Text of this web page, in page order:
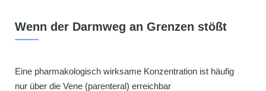
Wenn der Darmweg an Grenzen stößt
Eine pharmakologisch wirksame Konzentration ist häufig
nur über die Vene (parenteral) erreichbar